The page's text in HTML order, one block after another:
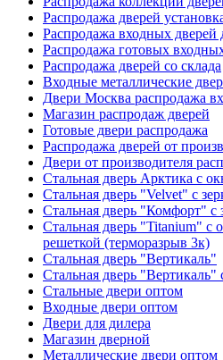
Распродажа дверей
Распродажа входных дверей
Распродажа готовых
Распродажа дверей со склада
Входные металлические
Двери Москва распродажа
Магазин распродаж дверей
Готовые двери распродажа
Распродажа дверей от
Двери от производителя
Стальная дверь Арктика с
Стальная дверь "Velvet" с
Стальная дверь "Комфорт" с
Стальная дверь "Titanium" с
решеткой (терморазрыв 3к)
Стальная дверь "Вертикаль"
Стальная дверь "Вертикаль"
Стальные двери оптом
Входные двери оптом
Двери для дилера
Магазин дверной
Металлические двери оптом